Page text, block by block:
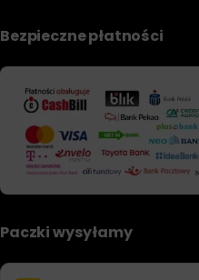
Bezpieczne płatności
Paczki wysyłamy